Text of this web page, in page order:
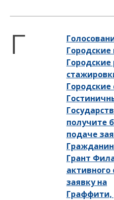
получите
подаче
Грант
заявку на